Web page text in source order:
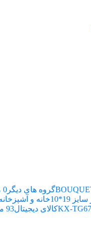
گروه های دیگر 0 محصول
خانه و
کالای دیجیتال93 محصول